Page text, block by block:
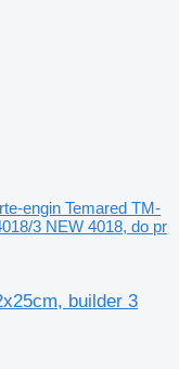
engin Temared TM-
3 NEW 4018, do pr
builder 3